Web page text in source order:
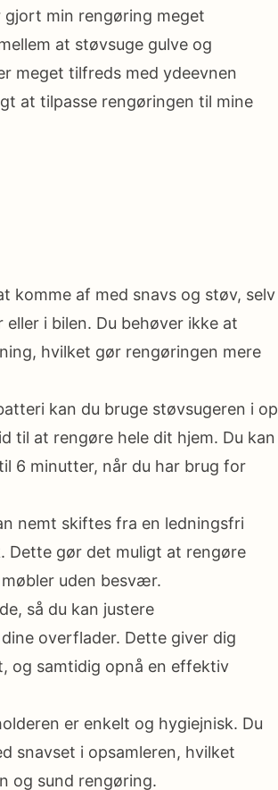
gjort min rengøring meget
at støvsuge gulve og
meget tilfreds med ydeevnen
at tilpasse rengøringen til mine
komme af med snavs og støv, selv
i bilen. Du behøver ikke at
hvilket gør rengøringen mere
kan du bruge støvsugeren i op
til at rengøre hele dit hjem. Du kan
6 minutter, når du har brug for
nemt skiftes fra en ledningsfri
gør det muligt at rengøre
uden besvær.
så du kan justere
overflader. Dette giver dig
og samtidig opnå en effektiv
er enkelt og hygiejnisk. Du
snavset i opsamleren, hvilket
og sund rengøring.